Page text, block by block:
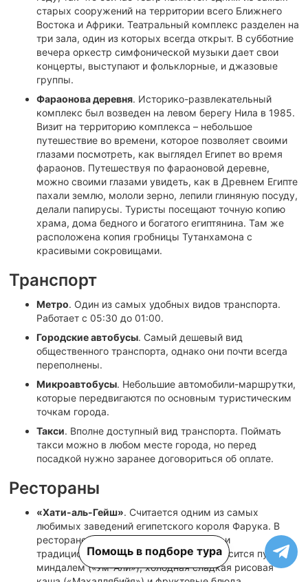
старых сооружений на территории всего Ближнего
Востока и Африки. Театральный комплекс разделен на
три зала, один из которых всегда открыт. В субботние
вечера оркестр симфонической музыки дает свои
концерты, выступают и фольклорные, и джазовые
группы.
Фараонова деревня. Историко-развлекательный
комплекс был возведен на левом берегу Нила в 1985.
Визит на территорию комплекса – небольшое
путешествие во времени, которое позволяет своими
глазами посмотреть, как выглядел Египет во время
фараонов. Путешествуя по фараоновой деревне,
можно своими глазами увидеть, как в Древнем Египте
пахали землю, мололи зерно, лепили глиняную посуду,
делали папирусы. Туристы посещают точную копию
храма, дома бедного и богатого египтянина. Там же
расположена копия гробницы Тутанхамона с
красивыми сокровищами.
Транспорт
Метро. Один из самых удобных видов транспорта.
Работает с 05:30 до 01:00.
Городские автобусы. Самый дешевый вид
общественного транспорта, однако они почти всегда
переполнены.
Микроавтобусы. Небольшие автомобили-маршрутки,
которые передвигаются по основным туристическим
точкам города.
Такси. Вполне доступный вид транспорта. Поймать
такси можно в любом месте города, но перед
посадкой нужно заранее договориться об оплате.
Рестораны
«Хати-аль-Гейш». Считается одним из самых
любимых заведений египетского короля Фарука. В
ресторане подают очень вкусное мясо и
традиционные десерты, к которым относится пудинг с
миндалем («Ум-Али»), холодная сладкая рисовая
Помощь в подборе тура